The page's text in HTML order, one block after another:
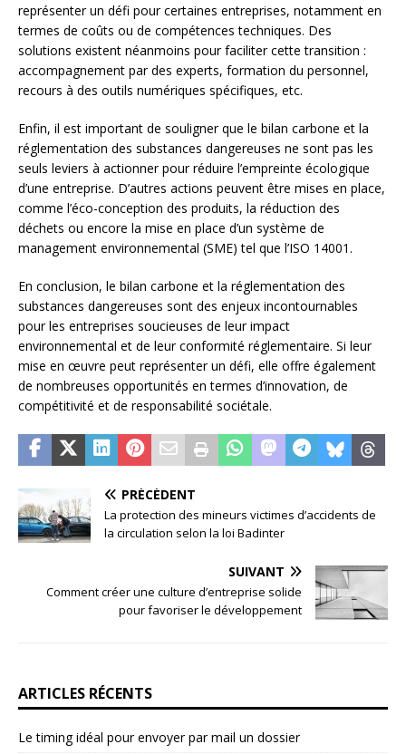
représenter un défi pour certaines entreprises, notamment en
termes de coûts ou de compétences techniques. Des
solutions existent néanmoins pour faciliter cette transition :
accompagnement par des experts, formation du personnel,
recours à des outils numériques spécifiques, etc.
Enfin, il est important de souligner que le bilan carbone et la
réglementation des substances dangereuses ne sont pas les
seuls leviers à actionner pour réduire l’empreinte écologique
d’une entreprise. D’autres actions peuvent être mises en place,
comme l’éco-conception des produits, la réduction des
déchets ou encore la mise en place d’un système de
management environnemental (SME) tel que l’ISO 14001.
En conclusion, le bilan carbone et la réglementation des
substances dangereuses sont des enjeux incontournables
pour les entreprises soucieuses de leur impact
environnemental et de leur conformité réglementaire. Si leur
mise en œuvre peut représenter un défi, elle offre également
de nombreuses opportunités en termes d’innovation, de
compétitivité et de responsabilité sociétale.
PRÉCÉDENT
La protection des mineurs victimes d’accidents de
la circulation selon la loi Badinter
SUIVANT
Comment créer une culture d’entreprise solide
pour favoriser le développement
ARTICLES RÉCENTS
Le timing idéal pour envoyer par mail un dossier